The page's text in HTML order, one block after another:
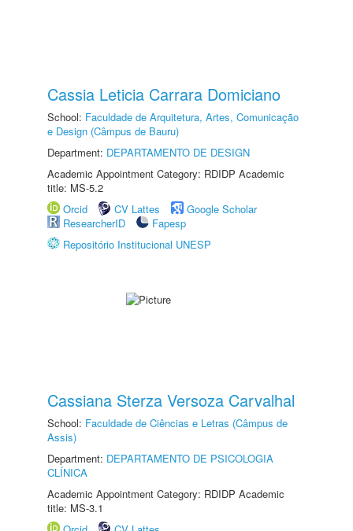
Cassia Leticia Carrara Domiciano
School: Faculdade de Arquitetura, Artes, Comunicação
e Design (Câmpus de Bauru)
Department: DEPARTAMENTO DE DESIGN
Academic Appointment Category: RDIDP Academic
title: MS-5.2
Orcid
CV Lattes
Google Scholar
ResearcherID
Fapesp
Repositório Institucional UNESP
Cassiana Sterza Versoza Carvalhal
School: Faculdade de Ciências e Letras (Câmpus de
Assis)
Department: DEPARTAMENTO DE PSICOLOGIA
CLÍNICA
Academic Appointment Category: RDIDP Academic
title: MS-3.1